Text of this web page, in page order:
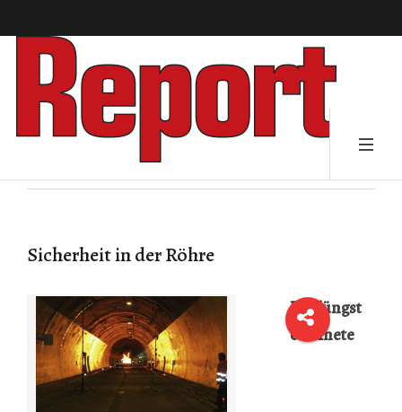
Sicherheit in der Röhre
Der jüngst
eröffnete